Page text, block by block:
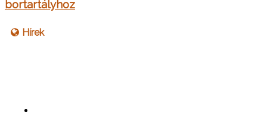
bortartályhoz
Hírek